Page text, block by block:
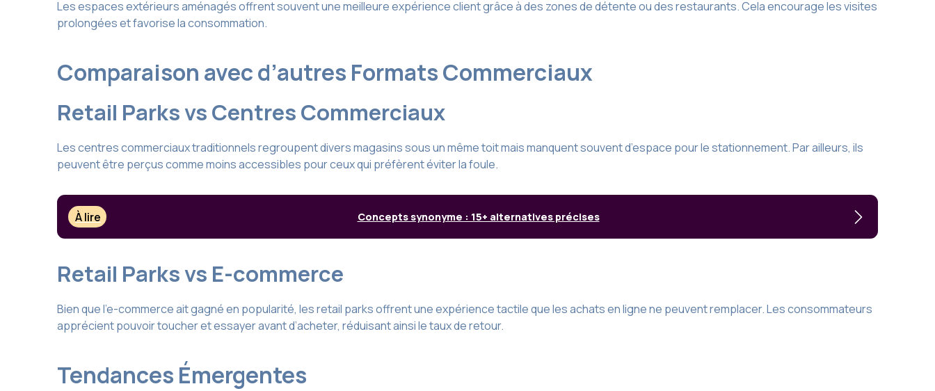
Les espaces extérieurs aménagés offrent souvent une meilleure expérience client grâce à des zones de détente ou des restaurants. Cela encourage les visites
prolongées et favorise la consommation.
Comparaison avec d’autres Formats Commerciaux
Retail Parks vs Centres Commerciaux
Les centres commerciaux traditionnels regroupent divers magasins sous un même toit mais manquent souvent d’espace pour le stationnement. Par ailleurs, ils
peuvent être perçus comme moins accessibles pour ceux qui préfèrent éviter la foule.
À lire Concepts synonyme : 15+ alternatives précises
Retail Parks vs E-commerce
Bien que l’e-commerce ait gagné en popularité, les retail parks offrent une expérience tactile que les achats en ligne ne peuvent remplacer. Les consommateurs
apprécient pouvoir toucher et essayer avant d’acheter, réduisant ainsi le taux de retour.
Tendances Émergentes